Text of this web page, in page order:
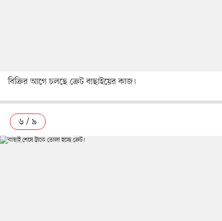
বিক্রির আগে চলছে ক্রেট বাছাইয়ের কাজ।
৬ / ৯